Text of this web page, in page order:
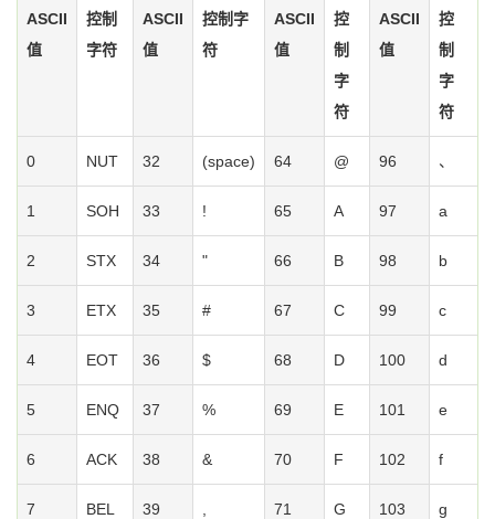
ASCII
值
控制
字符
ASCII
值
控制字
符
ASCII
值
控
制
字
符
ASCII
值
控
制
字
符
0 NUT 32 (space) 64 @ 96 、
1 SOH 33 ! 65 A 97 a
2 STX 34 " 66 B 98 b
3 ETX 35 # 67 C 99 c
4 EOT 36 $ 68 D 100 d
5 ENQ 37 % 69 E 101 e
6 ACK 38 & 70 F 102 f
7 BEL 39 71 G 103 g